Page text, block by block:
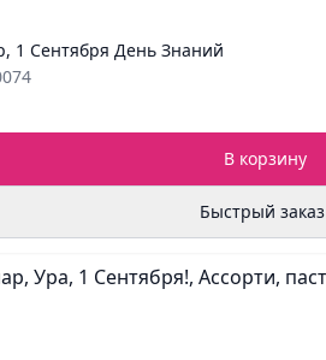
1 Сентября День Знаний
В корзину
Быстрый заказ